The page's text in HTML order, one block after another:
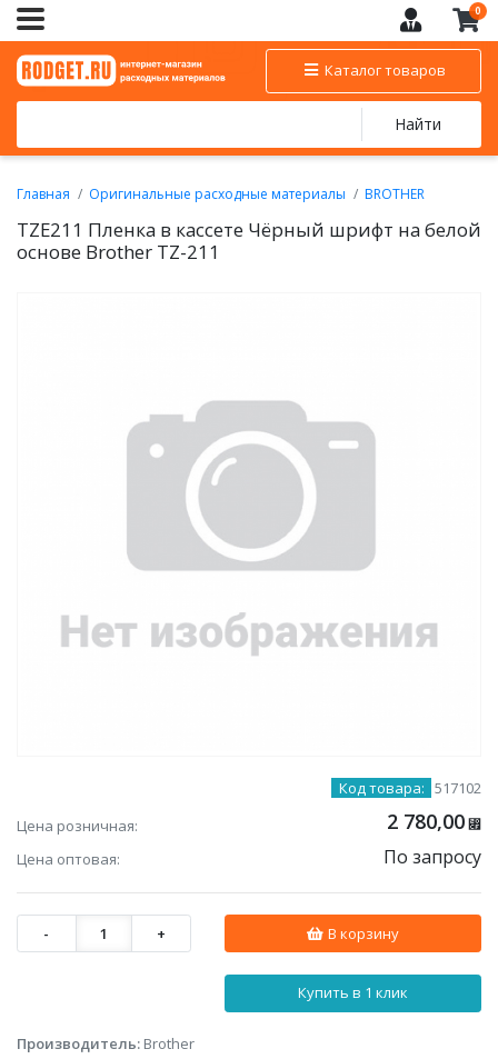
0
Каталог товаров
Найти
Главная Оригинальные расходные материалы
BROTHER
TZE211 Пленка в кассете Чёрный шрифт на белой
основе Brother TZ-211
Код товара: 517102
Цена розничная:
2 780,00 ⃏
Цена оптовая: По запросу
- 1 + В корзину
Купить в 1 клик
Производитель: Brother